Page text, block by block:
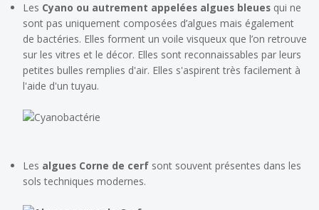
Les Cyano ou autrement appelées algues bleues qui ne
sont pas uniquement composées d’algues mais également
de bactéries. Elles forment un voile visqueux que l’on retrouve
sur les vitres et le décor. Elles sont reconnaissables par leurs
petites bulles remplies d'air. Elles s'aspirent très facilement à
l'aide d'un tuyau.
Les algues Corne de cerf sont souvent présentes dans les
sols techniques modernes.